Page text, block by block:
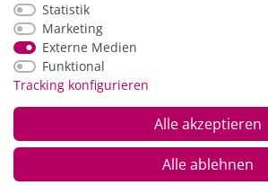
*Alle Preise inkl. der gesetzl. MwSt. zzgl.
und Versandkosten
Statistik
Marketing
Externe Medien
Funktional
Tracking konfigurieren
Alle akzeptieren
Alle ablehnen
© Copyright 2026 Alle Rechte vorbehalten. |